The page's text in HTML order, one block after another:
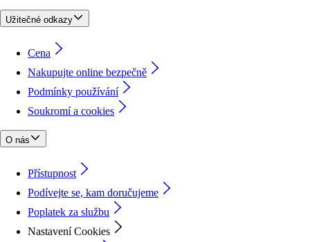
Užitečné odkazy
Cena
Nakupujte online bezpečně
Podmínky používání
Soukromí a cookies
O nás
Přístupnost
Podívejte se, kam doručujeme
Poplatek za službu
Nastavení Cookies